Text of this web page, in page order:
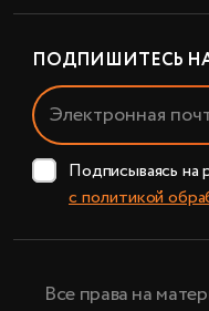
ПОДПИШИТЕСЬ
Подписываясь на
с политикой
Все права на